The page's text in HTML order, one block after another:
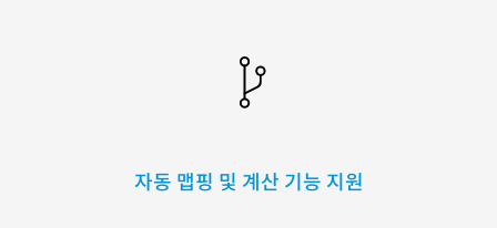
자동 맵핑 및 계산 기능 지원